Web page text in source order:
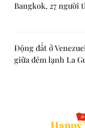
Bangkok, 27 người
Động đất ở
giữa đêm lạnh La